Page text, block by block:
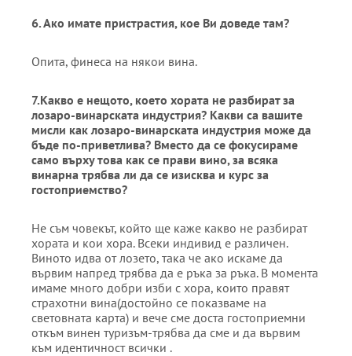
6.Ако имате пристрастия, кое Ви доведе там?
Опита, финеса на някои вина.
7.Какво е нещото, което хората не разбират за
лозаро-винарската индустрия? Какви са вашите
мисли как лозаро-винарската индустрия може да
бъде по-приветлива? Вместо да се фокусираме
само върху това как се прави вино, за всяка
винарна трябва ли да се изисква и курс за
гостоприемство?
Не съм човекът, който ще каже какво не разбират
хората и кои хора. Всеки индивид е различен.
Виното идва от лозето, така че ако искаме да
вървим напред трябва да е ръка за ръка. В момента
имаме много добри изби с хора, които правят
страхотни вина(достойно се показваме на
световната карта) и вече сме доста гостоприемни
откъм винен туризъм-трябва да сме и да вървим
към идентичност всички .